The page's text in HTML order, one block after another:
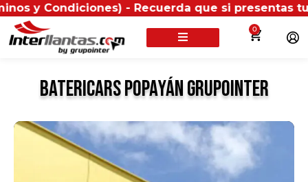
Condiciones) - Recuerda que si presentas tu
0
Batericars Popayán GrupoInter